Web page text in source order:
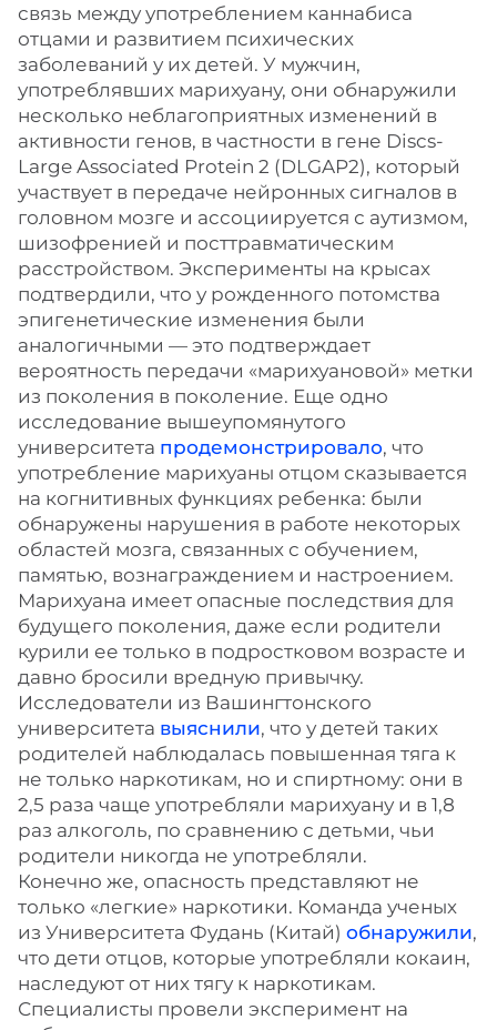
связь между употреблением каннабиса
отцами и развитием психических
заболеваний у их детей. У мужчин,
употреблявших марихуану, они обнаружили
несколько неблагоприятных изменений в
активности генов, в частности в гене Discs-
Large Associated Protein 2 (DLGAP2), который
участвует в передаче нейронных сигналов в
головном мозге и ассоциируется с аутизмом,
шизофренией и посттравматическим
расстройством. Эксперименты на крысах
подтвердили, что у рожденного потомства
эпигенетические изменения были
аналогичными — это подтверждает
вероятность передачи «марихуановой» метки
из поколения в поколение. Еще одно
исследование вышеупомянутого
университета продемонстрировало, что
употребление марихуаны отцом сказывается
на когнитивных функциях ребенка: были
обнаружены нарушения в работе некоторых
областей мозга, связанных с обучением,
памятью, вознаграждением и настроением.
Марихуана имеет опасные последствия для
будущего поколения, даже если родители
курили ее только в подростковом возрасте и
давно бросили вредную привычку.
Исследователи из Вашингтонского
университета выяснили, что у детей таких
родителей наблюдалась повышенная тяга к
не только наркотикам, но и спиртному: они в
2,5 раза чаще употребляли марихуану и в 1,8
раз алкоголь, по сравнению с детьми, чьи
родители никогда не употребляли.
Конечно же, опасность представляют не
только «легкие» наркотики. Команда ученых
из Университета Фудань (Китай) обнаружили,
что дети отцов, которые употребляли кокаин,
наследуют от них тягу к наркотикам.
Специалисты провели эксперимент на